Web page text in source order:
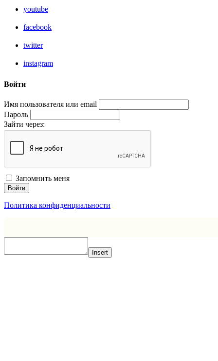
youtube
facebook
twitter
instagram
Войти
Имя пользователя или email
Пароль
Зайти через:
Запомнить меня
Войти
Политика конфиденциальности
Insert